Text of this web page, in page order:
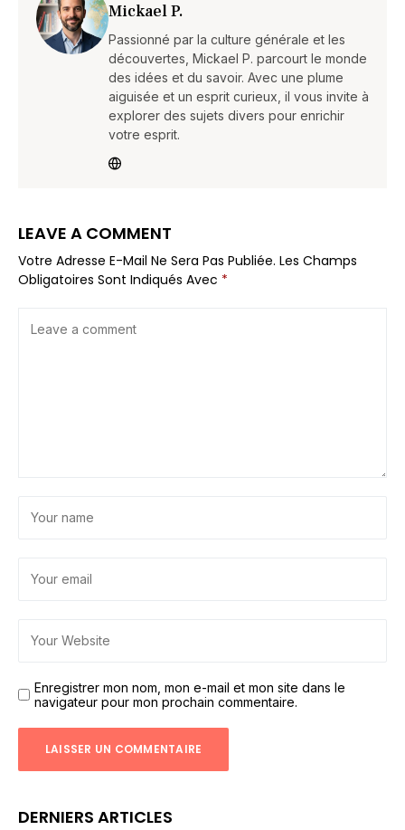
Mickael P.
Passionné par la culture générale et les
découvertes, Mickael P. parcourt le monde
des idées et du savoir. Avec une plume
aiguisée et un esprit curieux, il vous invite à
explorer des sujets divers pour enrichir
votre esprit.
LEAVE A COMMENT
Votre Adresse E-Mail Ne Sera Pas Publiée. Les Champs
Obligatoires Sont Indiqués Avec *
Enregistrer mon nom, mon e-mail et mon site dans le
navigateur pour mon prochain commentaire.
DERNIERS ARTICLES